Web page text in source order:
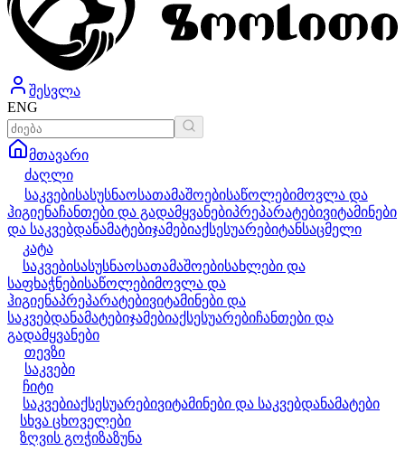
შესვლა
ENG
მთავარი
ძაღლი
საკვებისასუსნაოსათამაშოებისაწოლებიმოვლა და
ჰიგიენაჩანთები და გადამყვანებიპრეპარატებივიტამინები
და საკვებდანამატებიჯამებიაქსესუარებიტანსაცმელი
კატა
საკვებისასუსნაოსათამაშოებისახლები და
საფხაჭნებისაწოლებიმოვლა და
ჰიგიენაპრეპარატებივიტამინები და
საკვებდანამატებიჯამებიაქსესუარებიჩანთები და
გადამყვანები
თევზი
საკვები
ჩიტი
საკვებიაქსესუარებივიტამინები და საკვებდანამატები
სხვა ცხოველები
ზღვის გოჭიზაზუნა